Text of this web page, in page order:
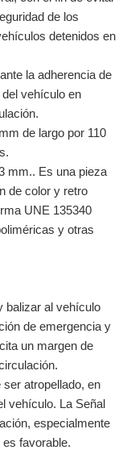
de los
detenidos en
la adherencia de
vehículo en
de largo por 110
mm.. Es una pieza
de color y retro
UNE 135340
y otras
balizar al vehículo
de emergencia y
un margen de
atropellado, en
vehículo. La Señal
especialmente
favorable.